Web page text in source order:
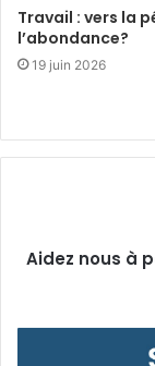
Travail : vers la
l’abondance?
19 juin 2026
Aidez nous à